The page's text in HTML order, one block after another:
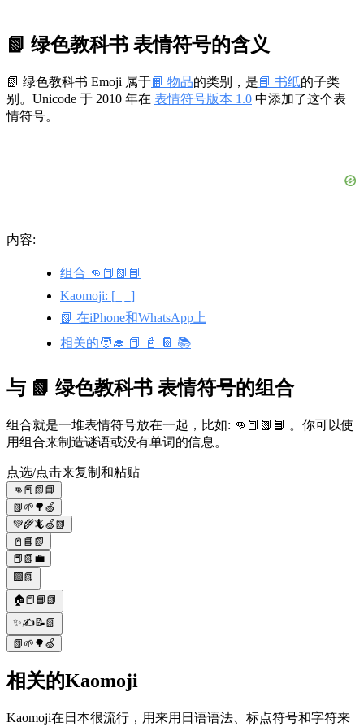
📗 绿色教科书 表情符号的含义
📗 绿色教科书 Emoji 属于📙 物品的类别，是📘 书纸的子类
别。Unicode 于 2010 年在 表情符号版本 1.0 中添加了这个表
情符号。
内容:
组合 👊📕📗📘
Kaomoji: [_|_]
📗 在iPhone和WhatsApp上
相关的🧑‍🎓 📕 📓 📔 📚
与 📗 绿色教科书 表情符号的组合
组合就是一堆表情符号放在一起，比如: 👊📕📗📘 。你可以使
用组合来制造谜语或没有单词的信息。
点选/点击来复制和粘贴
👊📕📗📘
📗🌱🌳🍏
💚🌾🦎🍏📗
📓📘📗
📕📗💼
🟩📗
🏠📕📘📗
✨✍📝📗
📗🌱🌳🍏
相关的Kaomoji
Kaomoji在日本很流行，用来用日语语法、标点符号和字符来